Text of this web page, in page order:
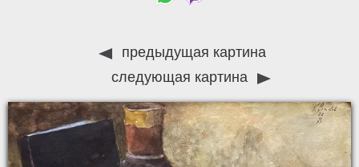
предыдущая картина
следующая картина